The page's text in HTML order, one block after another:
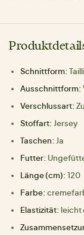
Schnittform:
Ausschnittform:
Verschlussart:
Stoffart: Jersey
Taschen: Ja
Futter:
Länge (cm): 120
Farbe:
Elastizität: leicht